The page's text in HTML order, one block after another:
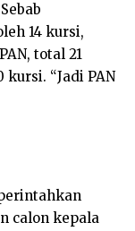
14 kursi,
total 21
“Jadi PAN
calon kepala